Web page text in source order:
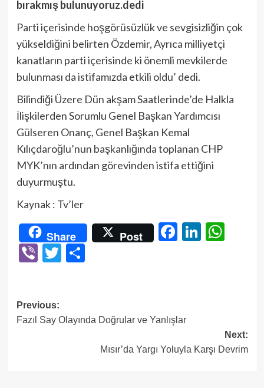
bırakmış bulunuyoruz.dedi
Parti içerisinde hoşgörüsüzlük ve sevgisizliğin çok
yükseldiğini belirten Özdemir, Ayrıca milliyetçi
kanatların parti içerisinde ki önemli mevkilerde
bulunması da istifamızda etkili oldu’ dedi.
Bilindiği Üzere Dün akşam Saatlerinde’de Halkla
İlişkilerden Sorumlu Genel Başkan Yardımcısı
Gülseren Onanç, Genel Başkan Kemal
Kılıçdaroğlu’nun başkanlığında toplanan CHP
MYK’nın ardından görevinden istifa ettiğini
duyurmuştu.
Kaynak : Tv’ler
Share Post Facebook
ViberTwitter
Share
Post
navigation
Previous:
Fazıl Say Olayında Doğrular ve Yanlışlar
Next:
Mısır’da Yargı Yoluyla Karşı Devrim